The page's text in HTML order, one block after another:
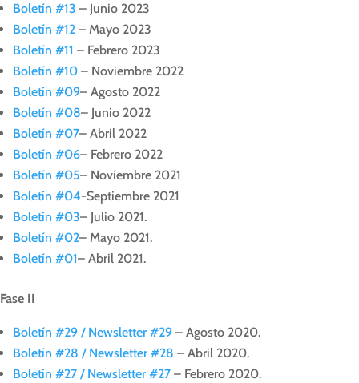
Boletín #13 – Junio 2023
Boletín #12 – Mayo 2023
Boletín #11 – Febrero 2023
Boletín #10 – Noviembre 2022
Boletín #09– Agosto 2022
Boletín #08– Junio 2022
Boletín #07– Abril 2022
Boletín #06– Febrero 2022
Boletín #05– Noviembre 2021
Boletín #04-Septiembre 2021
Boletín #03– Julio 2021.
Boletín #02– Mayo 2021.
Boletín #01– Abril 2021.
Fase II
Boletín #29 / Newsletter #29 – Agosto 2020.
Boletín #28 / Newsletter #28 – Abril 2020.
Boletín #27 / Newsletter #27 – Febrero 2020.